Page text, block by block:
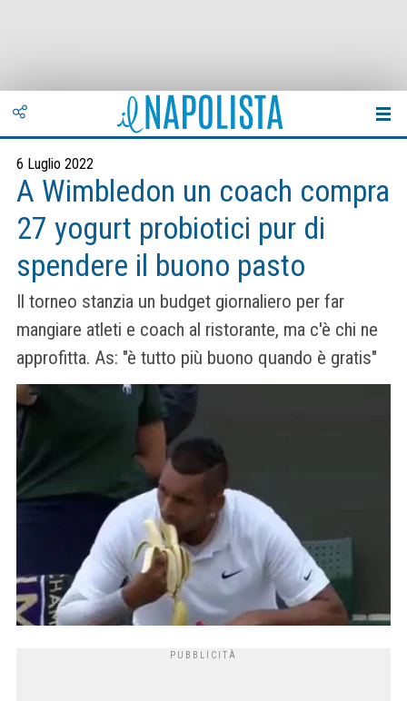
6 Luglio 2022
A Wimbledon un coach compra
27 yogurt probiotici pur di
spendere il buono pasto
Il torneo stanzia un budget giornaliero per far
mangiare atleti e coach al ristorante, ma c'è chi ne
approfitta. As: "è tutto più buono quando è gratis"